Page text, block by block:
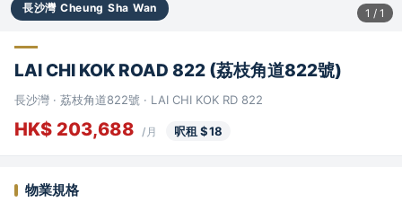
長沙灣 Cheung Sha Wan 1 / 1
LAI CHI KOK ROAD 822 (荔枝角道822號)
長沙灣 · 荔枝角道822號 · LAI CHI KOK RD 822
HK$ 203,688 /月 呎租 $18
物業規格